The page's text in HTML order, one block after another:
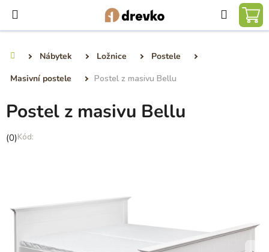
obsah
Hledat
Nábytek Ložnice
Postele
Masivní postele
Postel z masivu Bellu
Postel z masivu Bellu
Průměrné
5
(0)